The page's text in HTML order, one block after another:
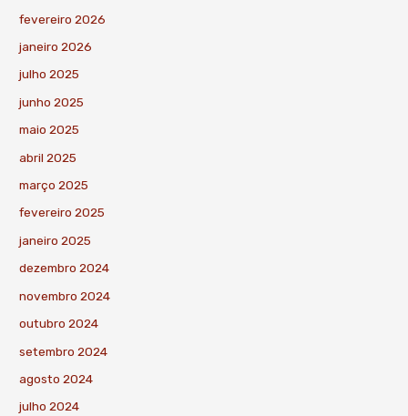
fevereiro 2026
janeiro 2026
julho 2025
junho 2025
maio 2025
abril 2025
março 2025
fevereiro 2025
janeiro 2025
dezembro 2024
novembro 2024
outubro 2024
setembro 2024
agosto 2024
julho 2024